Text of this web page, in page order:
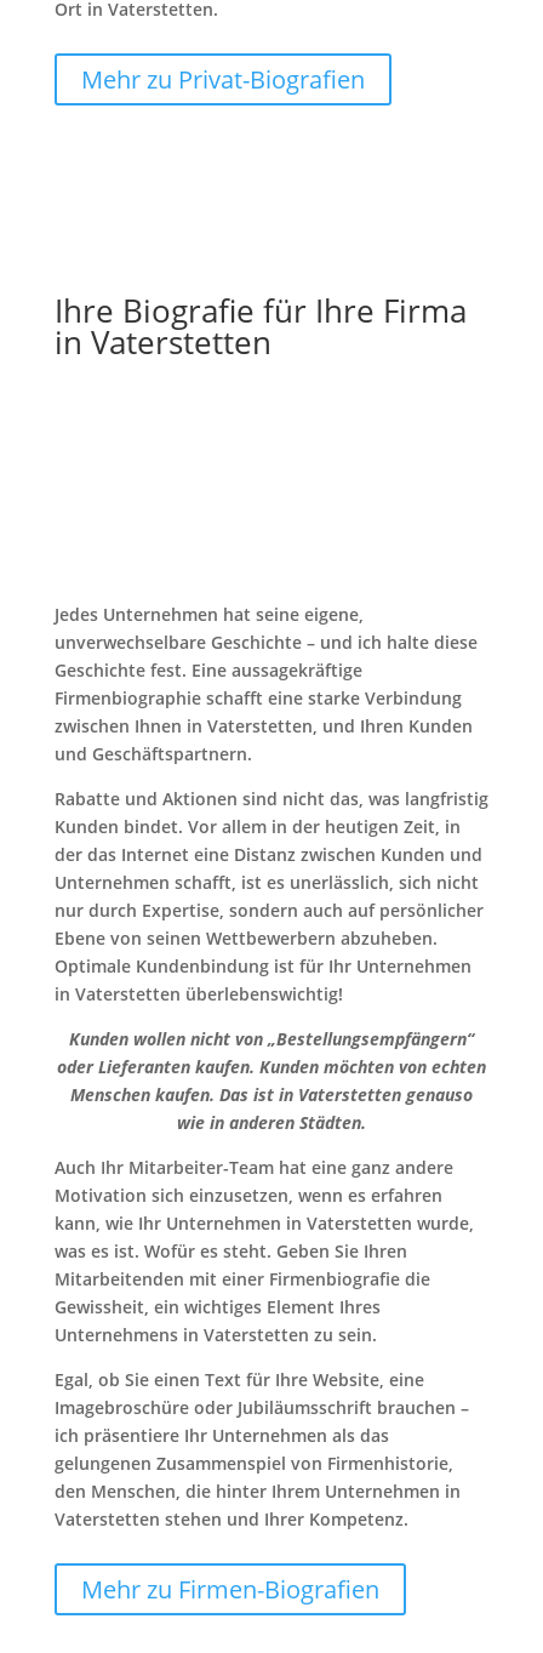
Ort in Vaterstetten.
Mehr zu Privat-Biografien
Ihre Biografie für Ihre Firma
in Vaterstetten
Jedes Unternehmen hat seine eigene,
unverwechselbare Geschichte – und ich halte diese
Geschichte fest. Eine aussagekräftige
Firmenbiographie schafft eine starke Verbindung
zwischen Ihnen in Vaterstetten, und Ihren Kunden
und Geschäftspartnern.
Rabatte und Aktionen sind nicht das, was langfristig
Kunden bindet. Vor allem in der heutigen Zeit, in
der das Internet eine Distanz zwischen Kunden und
Unternehmen schafft, ist es unerlässlich, sich nicht
nur durch Expertise, sondern auch auf persönlicher
Ebene von seinen Wettbewerbern abzuheben.
Optimale Kundenbindung ist für Ihr Unternehmen
in Vaterstetten überlebenswichtig!
Kunden wollen nicht von „Bestellungsempfängern“
oder Lieferanten kaufen. Kunden möchten von echten
Menschen kaufen. Das ist in Vaterstetten genauso
wie in anderen Städten.
Auch Ihr Mitarbeiter-Team hat eine ganz andere
Motivation sich einzusetzen, wenn es erfahren
kann, wie Ihr Unternehmen in Vaterstetten wurde,
was es ist. Wofür es steht. Geben Sie Ihren
Mitarbeitenden mit einer Firmenbiografie die
Gewissheit, ein wichtiges Element Ihres
Unternehmens in Vaterstetten zu sein.
Egal, ob Sie einen Text für Ihre Website, eine
Imagebroschüre oder Jubiläumsschrift brauchen –
ich präsentiere Ihr Unternehmen als das
gelungenen Zusammenspiel von Firmenhistorie,
den Menschen, die hinter Ihrem Unternehmen in
Vaterstetten stehen und Ihrer Kompetenz.
Mehr zu Firmen-Biografien